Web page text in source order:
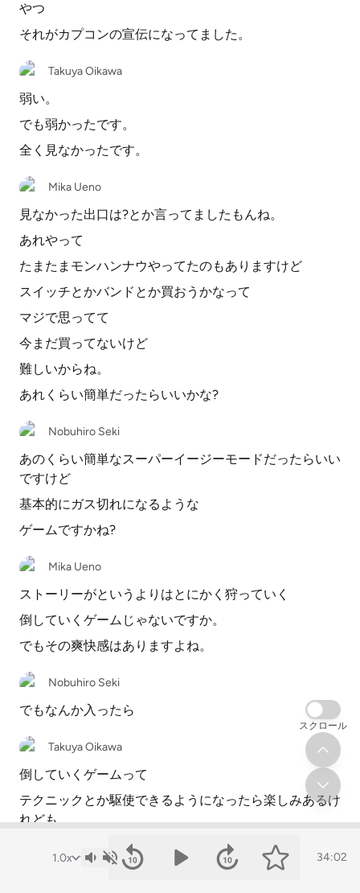
やつ
それがカプコンの宣伝になってました。
Takuya Oikawa
弱い。
でも弱かったです。
全く見なかったです。
Mika Ueno
見なかった出口は?とか言ってましたもんね。
あれやって
たまたまモンハンナウやってたのもありますけど
スイッチとかバンドとか買おうかなって
マジで思ってて
今まだ買ってないけど
難しいからね。
あれくらい簡単だったらいいかな?
Nobuhiro Seki
あのくらい簡単なスーパーイージーモードだったらいい
ですけど
基本的にガス切れになるような
ゲームですかね?
Mika Ueno
ストーリーがというよりはとにかく狩っていく
倒していくゲームじゃないですか。
でもその爽快感はありますよね。
Nobuhiro Seki
でもなんか入ったら
Takuya Oikawa
倒していくゲームって
テクニックとか駆使できるようになったら楽しみあるけ
れども
ようわからんわけですよ。
34:02
スクロール